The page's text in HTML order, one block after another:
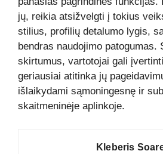
jų, reikia atsižvelgti į tokius
stilius, profilių detalumo lygis,
bendras naudojimo patogumas.
skirtumus, vartotojai gali
geriausiai atitinka jų
išlaikydami sąmoningesnę ir
skaitmeninėje aplinkoje.
Kleberis